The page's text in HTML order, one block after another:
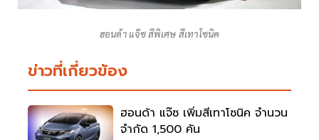
ฮอนด้า แจ๊ซ สีพิเศษ สีเทาโซนิค
ข่าวที่เกี่ยวข้อง
ฮอนด้า แจ๊ซ เพิ่มสีเทาโซนิค จำนวน
จำกัด 1,500 คัน